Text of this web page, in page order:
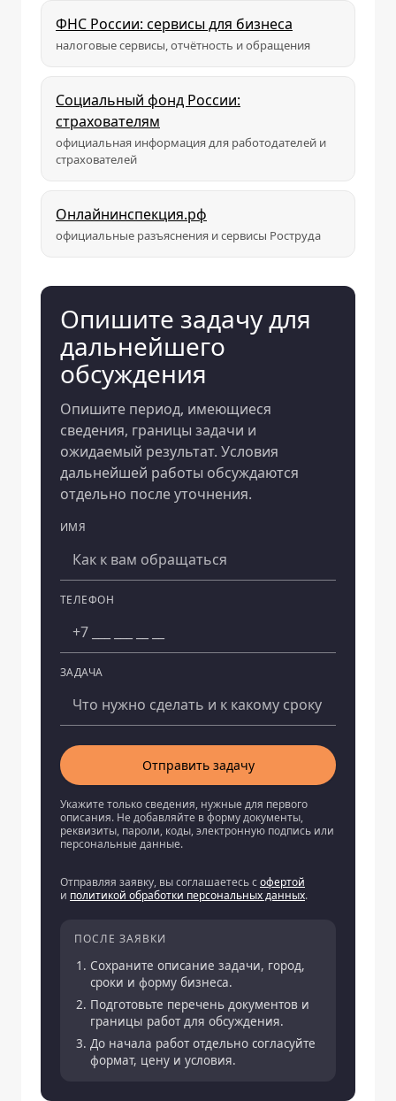
ФНС России: сервисы для бизнеса
налоговые сервисы, отчётность и обращения
Социальный фонд России:
страхователям
официальная информация для работодателей и
страхователей
Онлайнинспекция.рф
официальные разъяснения и сервисы Роструда
Опишите задачу для
дальнейшего
обсуждения
Опишите период, имеющиеся
сведения, границы задачи и
ожидаемый результат. Условия
дальнейшей работы обсуждаются
отдельно после уточнения.
ИМЯ
ТЕЛЕФОН
ЗАДАЧА
Компания
Отправить задачу
Укажите только сведения, нужные для первого
описания. Не добавляйте в форму документы,
реквизиты, пароли, коды, электронную подпись или
персональные данные.
Отправляя заявку, вы соглашаетесь софертой
и политикой обработки персональных данных.
ПОСЛЕ ЗАЯВКИ
Сохраните описание задачи, город,
сроки и форму бизнеса.
Подготовьте перечень документов и
границы работ для обсуждения.
До начала работ отдельно согласуйте
формат, цену и условия.